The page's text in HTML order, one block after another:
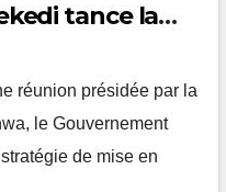
tance la
réunion présidée par la
le Gouvernement
de mise en